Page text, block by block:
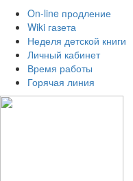
On-line продление
Wiki газета
Неделя детской книги
Личный кабинет
Время работы
Горячая линия